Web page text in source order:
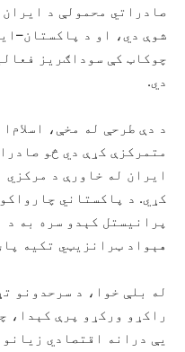
صادراتي محمولې د
شوې دي، او د
چوکاټ کې سوداګریز
دي.
د دې طرحې له مخې،
متمرکزې کړې دي څو
ایران له خاورې د
کړي. د پاکستاني
پرانیستل کېدو سره به د
هېواد ټرانزیټي تکیه
له بلې خوا، د سرحدونو
راکړو ورکړو پرې کېدا،
یې درانه اقتصادي